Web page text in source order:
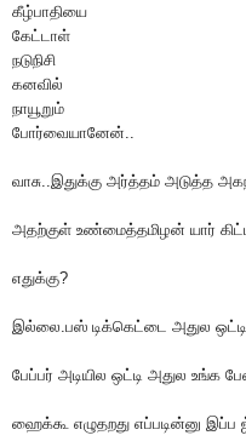
கீழ்பாதியை
கேட்டாள்
நடுநிசி
கனவில்
நாயூறும்
போர்வையானேன்..
வாசு..இதுக்கு அர்த்தம் அடுத்த
அதற்குள் உண்மைத்தமிழன் யார்
எதுக்கு?
இல்லை.பஸ் டிக்கெட்டை அதுல ஒட்டி
பேப்பர் அடியில ஒட்டி அதுல உங்க
ஹைக்கூ எழுதறது எப்படின்னு